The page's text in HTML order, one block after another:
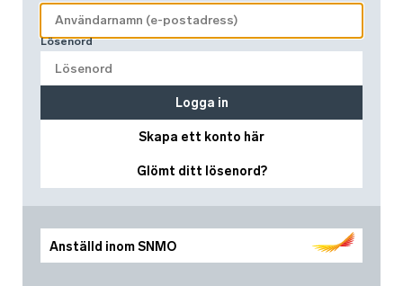
Anställd inom SNMO
Lösenord
Skapa ett konto här
Glömt ditt lösenord?
Logga in